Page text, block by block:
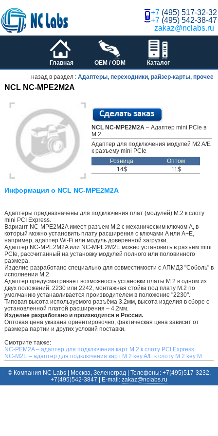
+7 (495) 517-32-32
+7 (495) 542-38-47
zakaz@nclabs.ru
Главная OEM / ODM Каталог
назад в раздел :Адаптеры, переходники, райзер-карты, прочее
NCL NC-MPE2M2A
NCL NC-MPE2M2A– Адаптер mini PCIe в
M.2.
Адаптер для подключения модулей M2 A/E
к разъему mini PCIe
Розница
Оптом
14$
11$
Информация о NCL NC-MPE2M2A
Адаптеры предназначены для подключения плат (модулей) M.2 к слоту
mini PCI Express.
Вариант NC-MPE2M2A имеет разъем M.2 c механическим ключом A, в
который можно установить плату расширения c ключами A или A+E,
например, адаптер Wi-Fi или модуль доверенной загрузки.
Адаптер NC-MPE2M2A или NC-MPE2M2E можно установить в разъем mini
PCIe, рассчитанный на установку модулей полного или половинного
размера.
Изделие разработано специально для совместимости с АПМДЗ "Соболь" в
исполнении M.2.
Адаптер предусматривает возможность установки платы M.2 в одном из
двух положений: 2230 или 2242, монтажная стойка под плату M.2 по
умолчанию устанавливается производителем в положение "2230".
Типовая высота используемого разъёма 3.2мм, высота изделия в сборе с
установленной платой расширения – 4.2мм.
Изделие разработано и производится в России.
Оптовая цена указана ориентировочно, фактическая цена зависит от
размера партии и других условий поставки.
Смотрите также:
NC-PEM2A – адаптер для подключения карт M.2 к слоту PCI Express
NC-M2E – адаптер для подключения карт M.2 key A/E к слоту M.2 key M
© Компания NC Labs | Москва, Зеленоград | Телефоны: +7(495)517-3232,
+7(495)542-3847 | E-mail: ur.sbalcn@zakaz